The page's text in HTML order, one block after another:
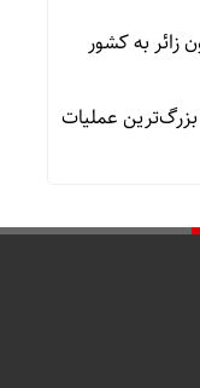
اربعین: ۲.۸ میلیون زائر به کشور
بزرگ‌ترین عملیات